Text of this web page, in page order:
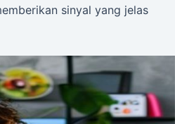
sinyal yang jelas